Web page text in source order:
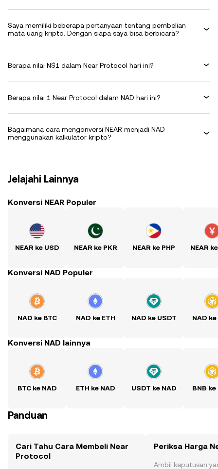
Saya memiliki beberapa pertanyaan tentang pembelian
mata uang kripto. Dengan siapa saya bisa berbicara?
Berapa nilai N$1 dalam Near Protocol hari ini?
Berapa nilai 1 Near Protocol dalam NAD hari ini?
Bagaimana cara mengonversi NEAR menjadi NAD
menggunakan kalkulator kripto?
Jelajahi Lainnya
Konversi NEAR Populer
NEAR ke USD NEAR ke PKR NEAR ke PHP NEAR
Konversi NAD Populer
NAD ke BTC NAD ke ETH NAD ke USDT NAD ke
Konversi NAD lainnya
BTC ke NAD ETH ke NAD USDT ke NAD BNB ke
Panduan
Cari Tahu Cara Membeli Near
Protocol
Periksa Harga
Ambil keputusan